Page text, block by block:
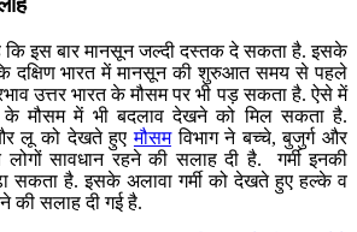
कि इस बार मानसून जल्दी दस्तक दे सकता है. इसके
दक्षिण भारत में मानसून की शुरुआत समय से पहले
उत्तर भारत के मौसम पर भी पड़ सकता है. ऐसे में
मौसम में भी बदलाव देखने को मिल सकता है.
लू को देखते हुएमौसमविभाग ने बच्चे, बुजुर्ग और
लोगों सावधान रहने की सलाह दी है. गर्मी इनकी
सकता है. इसके अलावा गर्मी को देखते हुए हल्के व
की सलाह दी गई है.